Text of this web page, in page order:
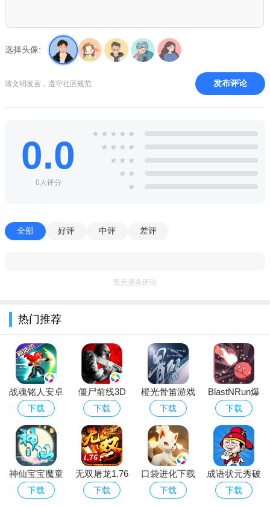
明星们来提升声誉
3、你的每一个选择都对你的偶像们十分重要,你可以完全决定
全新的玩法系列，深刻的故事开启，定格心动的每一个瞬
按照你的想法来进行随心的打造，为你打开新世界的大门，
仔细培养你的偶像，随心所欲的进行发展，打造世界顶级的
邂逅不同类型的帅哥，在这里产生更深刻的故事，定格每一
腾讯偶像养成记游戏最新内购版特别说明
尊敬的玩家您好，欢迎使用《腾讯偶像养成记》v1.56内购
版。安装前请先卸载旧版本，避免数据冲突。建议从官方或可信
渠道下载安装包，安装时关闭杀毒软件防止误删。注意：内购功
能为单机离线解锁，联网使用可能导致账号异常。常见问题：如
遇黑屏或闪退，请尝试清理缓存或降低画质；若提示“签名不一
致”，请先卸载原版再重装；部分机型需在设置中开启“未知来源
安装”。首次运行可能加载较慢，请耐心等待。请勿将本版本用于
商业用途或公开传播，以免产生版权风险。游戏数据建议定期备
选择头像:
请文明发言，遵守社区规范 发布评论
0.0
0人评分
★ ★ ★ ★ ★
★ ★ ★ ★
★ ★ ★
★ ★
★
全部 好评 中评 差评
暂无更多评论
热门推荐
战魂铭人安卓
正版手游下载
应用宝版
下载
僵尸前线3D
应用宝版下载
官方正版手游
下载
橙光骨笛游戏
官方最新版
下载
BlastNRun爆
破赛跑游戏中
文版
下载
神仙宝宝魔童
觉醒最新官方
下载
无双屠龙1.76
变态版
下载
口袋进化下载
官网最新版本
下载
成语状元秀破
解版
下载